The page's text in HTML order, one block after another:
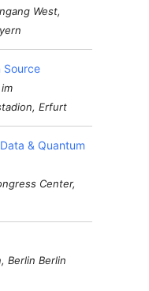
West,
Source
Erfurt
& Quantum
Center,
Berlin Berlin